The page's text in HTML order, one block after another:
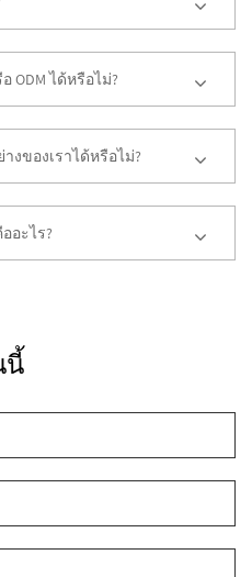
ODM ได้หรือไม่?
ของเราได้หรือไม่?
อะไร?
นี้